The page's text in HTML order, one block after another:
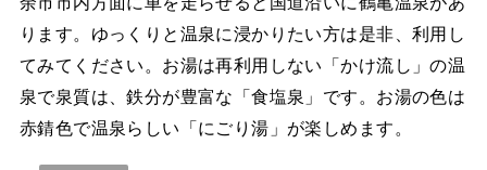
ります。ゆっくりと温泉に浸かりたい方は是非、利用し
てみてください。お湯は再利用しない「かけ流し」の温
泉で泉質は、鉄分が豊富な「食塩泉」です。お湯の色は
赤錆色で温泉らしい「にごり湯」が楽しめます。